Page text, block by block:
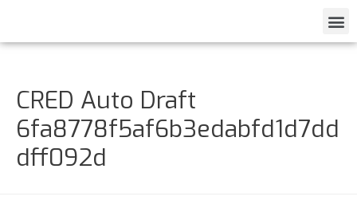
CRED Auto Draft
6fa8778f5af6b3edabfd1d7dd
dff092d